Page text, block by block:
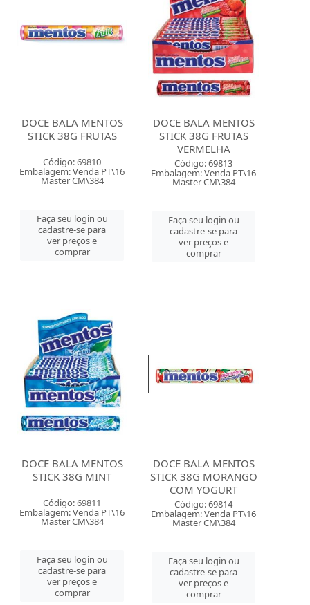
DOCE BALA MENTOS
STICK 38G FRUTAS
Código: 69810
Embalagem: Venda PT\16
Master CM\384
Faça seu login ou
cadastre-se para
ver preços e
comprar
DOCE BALA MENTOS
STICK 38G FRUTAS
VERMELHA
Código: 69813
Embalagem: Venda PT\16
Master CM\384
Faça seu login ou
cadastre-se para
ver preços e
comprar
DOCE BALA MENTOS
STICK 38G MINT
Código: 69811
Embalagem: Venda PT\16
Master CM\384
Faça seu login ou
cadastre-se para
ver preços e
comprar
DOCE BALA MENTOS
STICK 38G MORANGO
COM YOGURT
Código: 69814
Embalagem: Venda PT\16
Master CM\384
Faça seu login ou
cadastre-se para
ver preços e
comprar